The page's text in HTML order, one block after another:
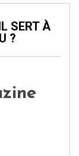
SERT À
?